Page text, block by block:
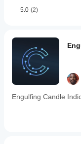
CISD 多头确认——
CISD 空头确认——
技术规格
平台: cTrader /
图表时间框架: M1
the
candles.
Entry,
stop-
loss,
and
take-
profit
levels
are
5.0 (2)
Engulfing Candle